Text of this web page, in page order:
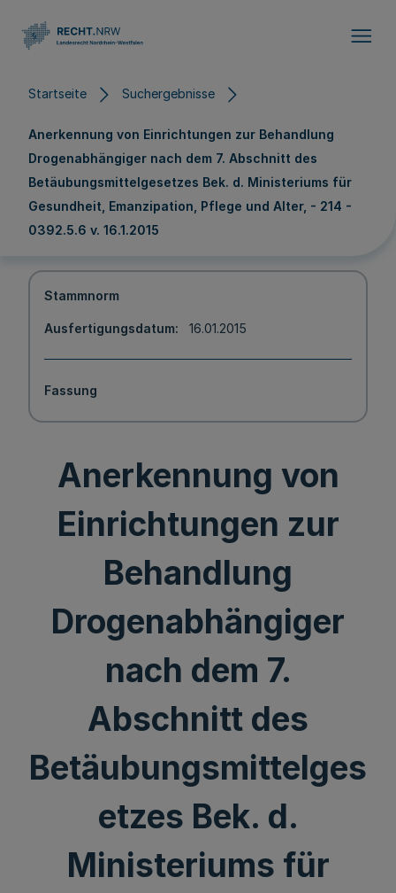
Startseite Suchergebnisse
Anerkennung von Einrichtungen zur Behandlung
Drogenabhängiger nach dem 7. Abschnitt des
Betäubungsmittelgesetzes Bek. d. Ministeriums für
Gesundheit, Emanzipation, Pflege und Alter, - 214 -
0392.5.6 v. 16.1.2015
Stammnorm
Ausfertigungsdatum 16.01.2015
Fassung
Anerkennung von
Einrichtungen zur
Behandlung
Drogenabhängiger
nach dem 7.
Abschnitt des
Betäubungsmittelges
etzes Bek. d.
Ministeriums für